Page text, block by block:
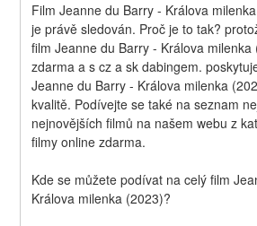
Film Jeanne du Barry - Králova
je právě sledován. Proč je to tak?
film Jeanne du Barry - Králova milenka
zdarma a s cz a sk dabingem.
Jeanne du Barry - Králova milenka
kvalitě. Podívejte se také na seznam
nejnovějších filmů na našem webu z
filmy online zdarma.
Kde se můžete podívat na celý film
Králova milenka (2023)?